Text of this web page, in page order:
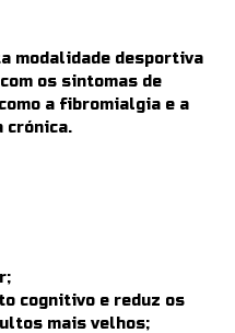
modalidade desportiva
os sintomas de
a fibromialgia e a
crónica.
cognitivo e reduz os
mais velhos;